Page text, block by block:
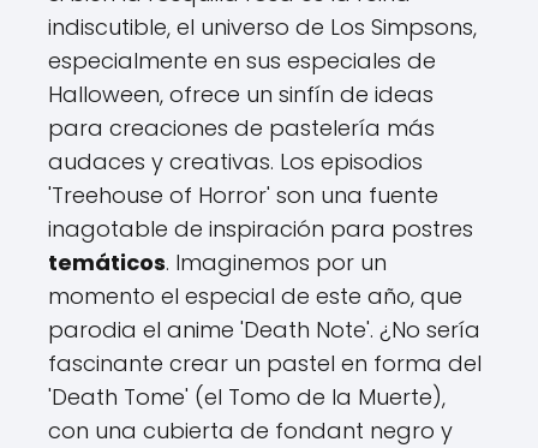
indiscutible, el universo de Los Simpsons,
especialmente en sus especiales de
Halloween, ofrece un sinfín de ideas
para creaciones de pastelería más
audaces y creativas. Los episodios
'Treehouse of Horror' son una fuente
inagotable de inspiración para postres
temáticos. Imaginemos por un
momento el especial de este año, que
parodia el anime 'Death Note'. ¿No sería
fascinante crear un pastel en forma del
'Death Tome' (el Tomo de la Muerte),
con una cubierta de fondant negro y